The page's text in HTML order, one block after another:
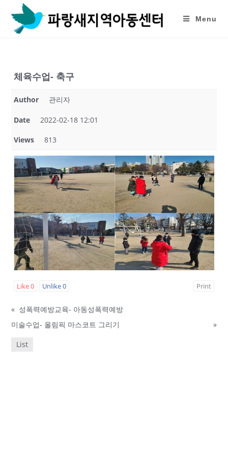
content
Menu
체육수업- 축구
Author 관리자
Date 2022-02-18 12:01
Views 813
Like0 Unlike0 Print
« 성폭력예방교육- 아동성폭력예방
미술수업- 올림픽 마스코트 그리기
»
List